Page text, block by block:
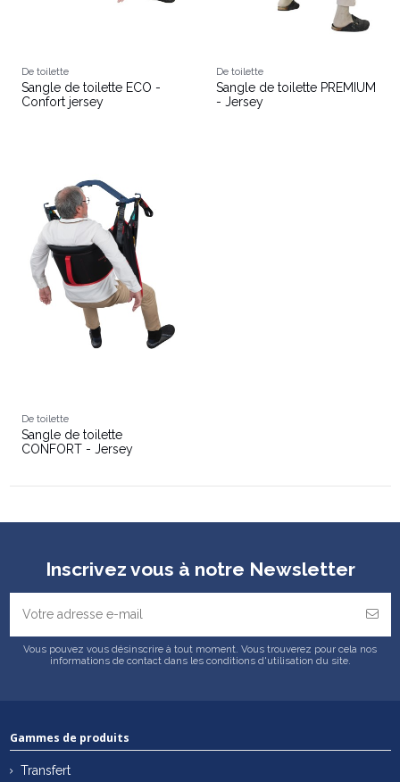
De toilette
Sangle de toilette ECO -
Confort jersey
De toilette
Sangle de toilette PREMIUM
- Jersey
De toilette
Sangle de toilette
CONFORT - Jersey
Inscrivez vous à notre Newsletter
Vous pouvez vous désinscrire à tout moment. Vous trouverez pour cela nos
informations de contact dans les conditions d'utilisation du site.
Gammes de produits
Transfert